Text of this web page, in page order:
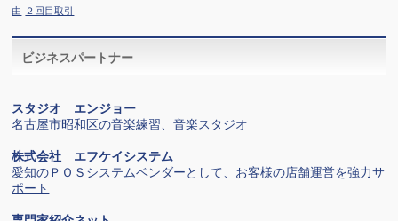
由
２回目取引
ビジネスパートナー
スタジオ エンジョー
名古屋市昭和区の音楽練習、音楽スタジオ
株式会社 エフケイシステム
愛知のＰＯＳシステムベンダーとして、お客様の店舗運営を強力サ
ポート